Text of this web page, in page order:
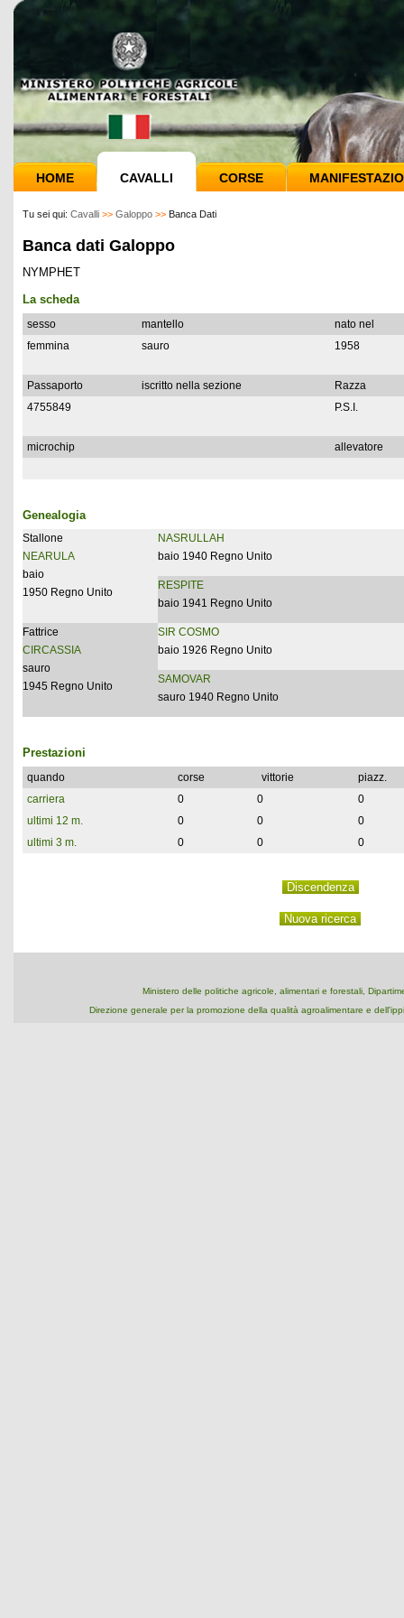
HOME CAVALLI CORSE
Tu sei qui: Cavalli >> Galoppo >> Banca Dati
Banca dati Galoppo
NYMPHET
La scheda
sesso mantello
nato nel
femmina
sauro 1958
Passaporto iscritto nella sezione
Razza
4755849
P.S.I.
microchip allevatore
Genealogia
Stallone
NEARULA
baio
1950 Regno Unito
NASRULLAH
baio 1940 Regno Unito
RESPITE
baio 1941 Regno Unito
Fattrice
CIRCASSIA
sauro
1945 Regno Unito
SIR COSMO
baio 1926 Regno Unito
SAMOVAR
sauro 1940 Regno Unito
Prestazioni
quando corse vittorie
piazz.
carriera
0 0
0
ultimi 12 m.
0 0
0
ultimi 3 m.
0 0 0
Ministero delle politiche agricole, alimentari e forestali,
Direzione generale per la promozione della qualità agroalimentare e